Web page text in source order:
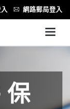
網路郵局登入
保